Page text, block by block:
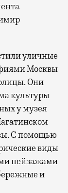
уличные
Москвы
Они
культуры
у музея
С помощью
виды
пейзажами
и